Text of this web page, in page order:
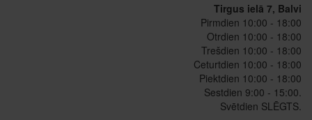
Tirgus ielā 7, Balvi
Pirmdien 10:00 - 18:00
Otrdien 10:00 - 18:00
Trešdien 10:00 - 18:00
Ceturtdien 10:00 - 18:00
Piektdien 10:00 - 18:00
Sestdien 9:00 - 15:00.
Svētdien SLĒGTS.